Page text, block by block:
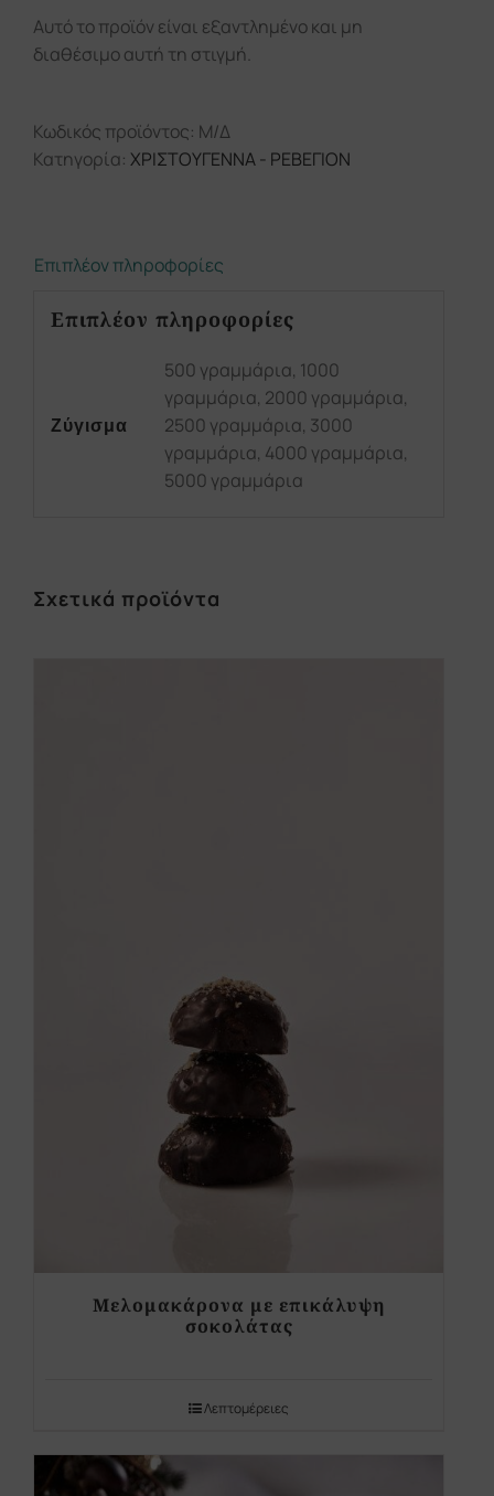
Αυτό το προϊόν είναι εξαντλημένο και μη
διαθέσιμο αυτή τη στιγμή.
Κωδικός προϊόντος: Μ/Δ
Κατηγορία: ΧΡΙΣΤΟΥΓΕΝΝΑ - ΡΕΒΕΓΙΟΝ
Επιπλέον πληροφορίες
Επιπλέον πληροφορίες
Ζύγισμα
500 γραμμάρια, 1000
γραμμάρια, 2000 γραμμάρια,
2500 γραμμάρια, 3000
γραμμάρια, 4000 γραμμάρια,
5000 γραμμάρια
Σχετικά προϊόντα
Μελομακάρονα με επικάλυψη
σοκολάτας
Λεπτομέρειες